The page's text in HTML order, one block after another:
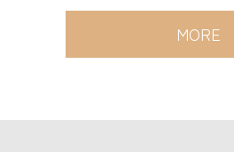
MORE